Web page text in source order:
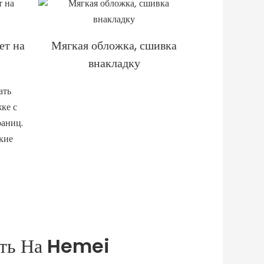
на
Мягкая обложка, сшивка
внакладку
На Hemei